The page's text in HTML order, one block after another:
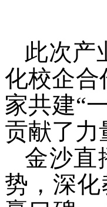
此次产
化校企合
家共建“
贡献了力
金沙直
势，深